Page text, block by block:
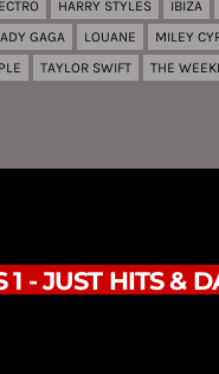
HARRY STYLES IBIZA
GAGA LOUANE MILEY
TAYLOR SWIFT THE
1 - JUST HITS &